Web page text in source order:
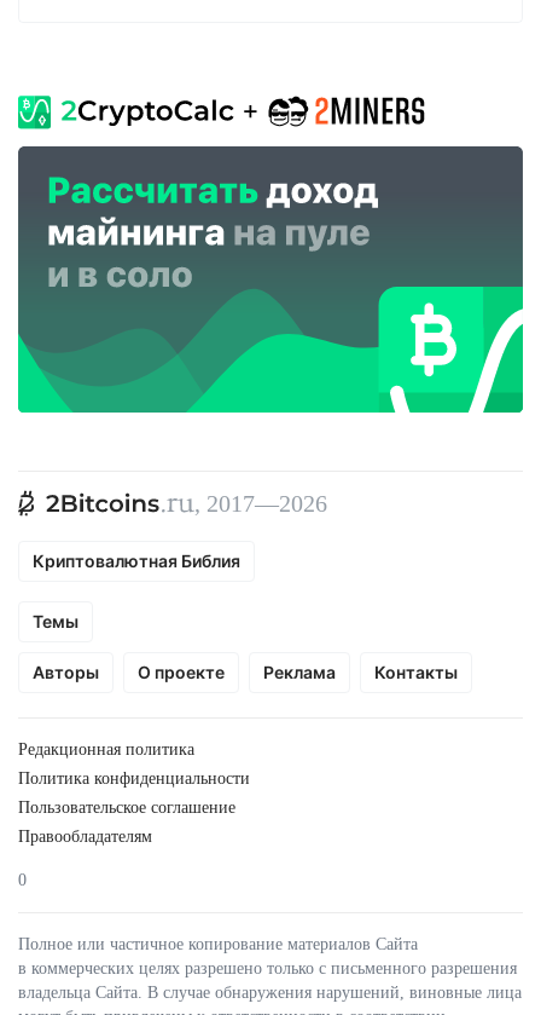
, 2017—2026
Криптовалютная Библия
Темы
Авторы О проекте Реклама Контакты
Редакционная политика
Политика конфиденциальности
Пользовательское соглашение
Правообладателям
0
Полное или частичное копирование материалов Сайта
в коммерческих целях разрешено только с письменного разрешения
владельца Сайта. В случае обнаружения нарушений, виновные лица